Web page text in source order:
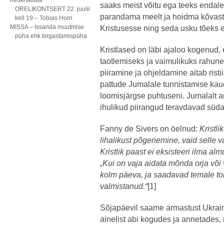
ORELIKONTSERT 22. juulil
kell 19 – Tobias Horn
MISSA – Issanda muutmise
püha ehk kirgastamispüha
saaks meist võitu ega teeks
parandama meelt ja hoidma
Kristusesse ning seda usku tõeks
Kristlased on läbi ajaloo
taotlemiseks ja vaimulikuks
piiramine ja ohjeldamine aitab
pattude Jumalale tunnistamise
loomisjärgse puhtuseni. Jumalalt
ihulikud piirangud teravdavad
Fanny de Sivers on öelnud:
lihalikust põgenemine, vaid selle
Kristlik paast ei eksisteeri ilma
„Kui on vaja aidata mõnda orja
kolm päeva, ja saadavad temale
valmistanud.“[1]
Sõjapäevil saame armastust
ainelist abi kogudes ja